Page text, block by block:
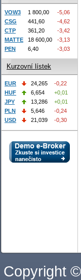
VOW3 1 800,00
-5,06
CSG
441,60
-4,62
CTP
361,20
-3,42
MATTE
18 600,00
-3,13
PEN
6,40 -3,03
Kurzovní lístek
EUR 24,265
-0,22
HUF
6,654
+0,01
JPY
13,286
+0,01
PLN
5,646
-0,24
USD
21,039 -0,30
Copyright